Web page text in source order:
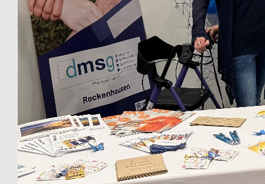
Petra
Viel Spaß beim Rollen